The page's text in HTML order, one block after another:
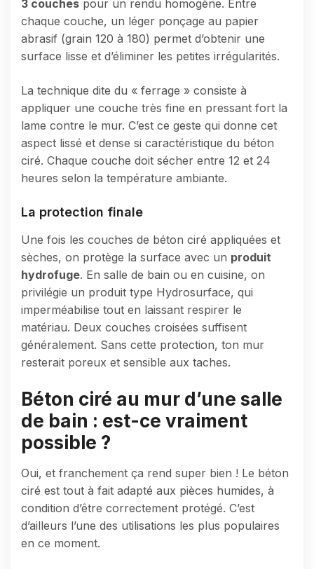
3 couches pour un rendu homogène. Entre
chaque couche, un léger ponçage au papier
abrasif (grain 120 à 180) permet d’obtenir une
surface lisse et d’éliminer les petites irrégularités.
La technique dite du « ferrage » consiste à
appliquer une couche très fine en pressant fort la
lame contre le mur. C’est ce geste qui donne cet
aspect lissé et dense si caractéristique du béton
ciré. Chaque couche doit sécher entre 12 et 24
heures selon la température ambiante.
La protection finale
Une fois les couches de béton ciré appliquées et
sèches, on protège la surface avec un produit
hydrofuge. En salle de bain ou en cuisine, on
privilégie un produit type Hydrosurface, qui
imperméabilise tout en laissant respirer le
matériau. Deux couches croisées suffisent
généralement. Sans cette protection, ton mur
resterait poreux et sensible aux taches.
Béton ciré au mur d’une salle
de bain : est-ce vraiment
possible ?
Oui, et franchement ça rend super bien ! Le béton
ciré est tout à fait adapté aux pièces humides, à
condition d’être correctement protégé. C’est
d’ailleurs l’une des utilisations les plus populaires
en ce moment.